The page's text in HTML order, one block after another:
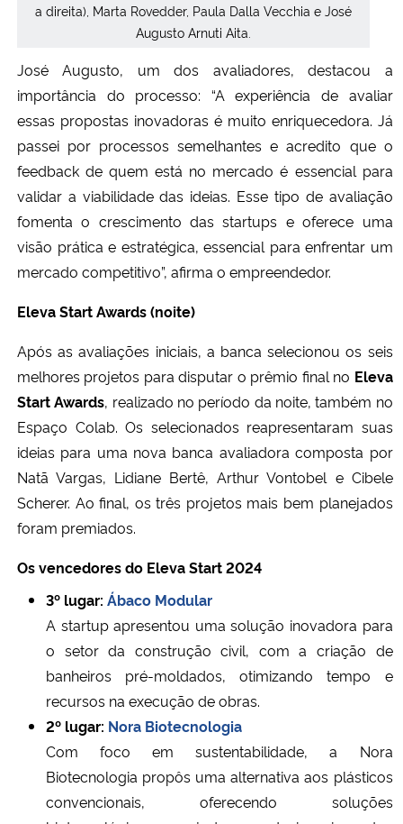
a direita), Marta Rovedder, Paula Dalla Vecchia e José
Augusto Arnuti Aita.
José Augusto, um dos avaliadores, destacou a
importância do processo: “A experiência de avaliar
essas propostas inovadoras é muito enriquecedora. Já
passei por processos semelhantes e acredito que o
feedback de quem está no mercado é essencial para
validar a viabilidade das ideias. Esse tipo de avaliação
fomenta o crescimento das startups e oferece uma
visão prática e estratégica, essencial para enfrentar um
mercado competitivo”, afirma o empreendedor.
Eleva Start Awards (noite)
Após as avaliações iniciais, a banca selecionou os seis
melhores projetos para disputar o prêmio final no Eleva
Start Awards, realizado no período da noite, também no
Espaço Colab. Os selecionados reapresentaram suas
ideias para uma nova banca avaliadora composta por
Natã Vargas, Lidiane Bertê, Arthur Vontobel e Cibele
Scherer. Ao final, os três projetos mais bem planejados
foram premiados.
Os vencedores do Eleva Start 2024
3º lugar: Ábaco Modular
A startup apresentou uma solução inovadora para
o setor da construção civil, com a criação de
banheiros pré-moldados, otimizando tempo e
recursos na execução de obras.
2º lugar: Nora Biotecnologia
Com foco em sustentabilidade, a Nora
Biotecnologia propôs uma alternativa aos plásticos
convencionais, oferecendo soluções